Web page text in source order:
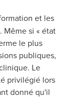
et les
Même si « état
le plus
publiques,
Le
privilégié lors
donné qu'il